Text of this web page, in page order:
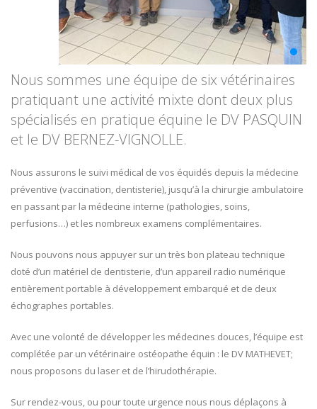
Nous sommes une équipe de six vétérinaires
pratiquant une activité mixte dont deux plus
spécialisés en pratique équine le DV PASQUIN
et le DV BERNEZ-VIGNOLLE.
Nous assurons le suivi médical de vos équidés depuis la médecine
préventive (vaccination, dentisterie), jusqu’à la chirurgie ambulatoire
en passant par la médecine interne (pathologies, soins,
perfusions…) et les nombreux examens complémentaires.
Nous pouvons nous appuyer sur un très bon plateau technique
doté d’un matériel de dentisterie, d’un appareil radio numérique
entièrement portable à développement embarqué et de deux
échographes portables.
Avec une volonté de développer les médecines douces, l’équipe est
complétée par un vétérinaire ostéopathe équin : le DV MATHEVET;
nous proposons du laser et de l’hirudothérapie.
Sur rendez-vous, ou pour toute urgence nous nous déplaçons à